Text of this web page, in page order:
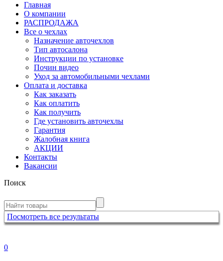
Главная
О компании
РАСПРОДАЖА
Все о чехлах
Назначение авточехлов
Тип автосалона
Инструкции по установке
Почин видео
Уход за автомобильными чехлами
Оплата и доставка
Как заказать
Как оплатить
Как получить
Где установить авточехлы
Гарантия
Жалобная книга
АКЦИИ
Контакты
Вакансии
Поиск
Посмотреть все результаты
0